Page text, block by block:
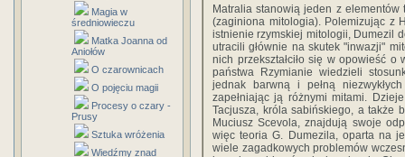
Magia w
średniowieczu
Matka Joanna od
Aniołów
O czarownicach
O pojęciu magii
Procesy o czary -
Prusy
Sztuka wróżenia
Wiedźmy znad
Matralia stanowią jeden z
(zaginiona mitologia). Polemizując z
istnienie rzymskiej mitologii, Dumezil
utracili głównie na skutek "inwazji"
nich przekształciło się w opowieść
państwa Rzymianie wiedzieli
jednak barwną i pełną
zapełniając ją różnymi mitami.
Tacjusza, króla sabińskiego, a także
Muciusz Scevola, znajdują swoje
więc teoria G. Dumezila, oparta na
wiele zagadkowych problemów